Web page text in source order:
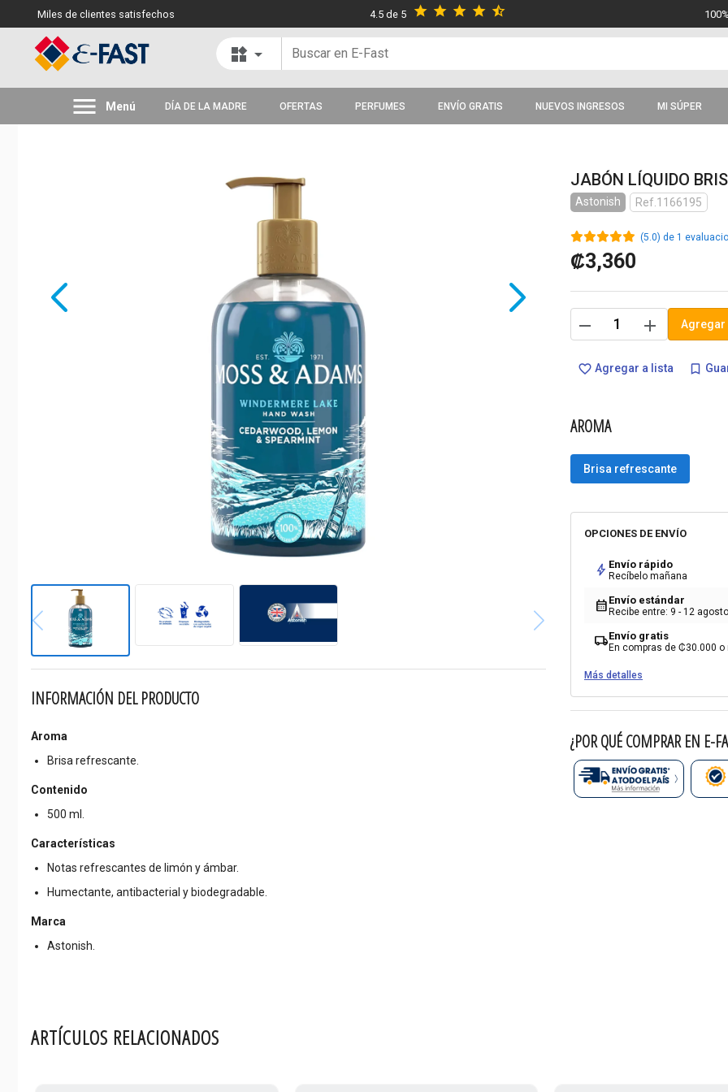
Miles de clientes satisfechos 4.5 de 5 star star star star star_half
widgets arrow_drop_down
menu Menú DÍA DE LA MADRE OFERTAS PERFUMES ENVÍO GRATIS NUEVOS INGRESOS MI SÚPER
INFORMACIÓN DEL PRODUCTO
Aroma
Brisa refrescante.
Contenido
500 ml.
Características
Notas refrescantes de limón y ámbar.
Humectante, antibacterial y biodegradable.
Marca
Astonish.
JABÓN LÍQUIDO
Astonish Ref.1166195
(5.0) de 1
₡3,360
remove add
favorite_border Agregar a lista bookmark_border
AROMA
Brisa refrescante
OPCIONES DE ENVÍO
bolt Envío rápido
Recíbelo mañana
calendar_month Envío estándar
Recibe entre: 9 - 12 agosto
local_shippingEnvío gratis
En compras de ₡30.000 o
Más detalles
¿POR QUÉ COMPRAR EN E-
ARTÍCULOS RELACIONADOS